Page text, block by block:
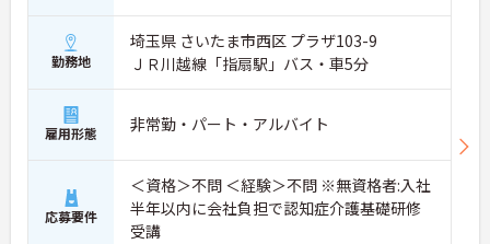
勤務地
埼玉県 さいたま市西区 プラザ103-9
ＪＲ川越線「指扇駅」バス・車5分
雇用形態 非常勤・パート・アルバイト
応募要件
＜資格＞不問 ＜経験＞不問 ※無資格者:入社
半年以内に会社負担で認知症介護基礎研修
受講